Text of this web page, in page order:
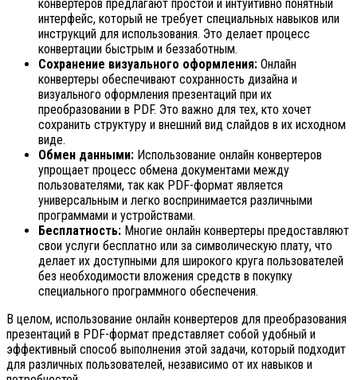
конвертеров предлагают простой и интуитивно понятный
интерфейс, который не требует специальных навыков или
инструкций для использования. Это делает процесс
конвертации быстрым и беззаботным.
Сохранение визуального оформления: Онлайн
конвертеры обеспечивают сохранность дизайна и
визуального оформления презентаций при их
преобразовании в PDF. Это важно для тех, кто хочет
сохранить структуру и внешний вид слайдов в их исходном
виде.
Обмен данными: Использование онлайн конвертеров
упрощает процесс обмена документами между
пользователями, так как PDF-формат является
универсальным и легко воспринимается различными
программами и устройствами.
Бесплатность: Многие онлайн конвертеры предоставляют
свои услуги бесплатно или за символическую плату, что
делает их доступными для широкого круга пользователей
без необходимости вложения средств в покупку
специального программного обеспечения.
В целом, использование онлайн конвертеров для преобразования
презентаций в PDF-формат представляет собой удобный и
эффективный способ выполнения этой задачи, который подходит
для различных пользователей, независимо от их навыков и